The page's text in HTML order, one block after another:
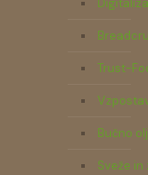
Trust-
Bučno
Sveže in